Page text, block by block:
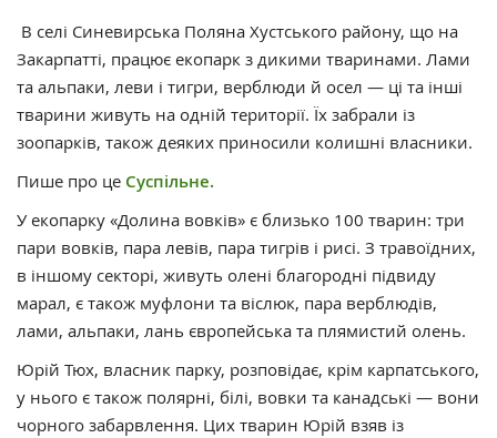
В селі Синевирська Поляна Хустського району, що на
Закарпатті, працює екопарк з дикими тваринами. Лами
та альпаки, леви і тигри, верблюди й осел — ці та інші
тварини живуть на одній території. Їх забрали із
зоопарків, також деяких приносили колишні власники.
Пише про це Суспільне.
У екопарку «Долина вовків» є близько 100 тварин: три
пари вовків, пара левів, пара тигрів і рисі. З травоїдних,
в іншому секторі, живуть олені благородні підвиду
марал, є також муфлони та віслюк, пара верблюдів,
лами, альпаки, лань європейська та плямистий олень.
Юрій Тюх, власник парку, розповідає, крім карпатського,
у нього є також полярні, білі, вовки та канадські — вони
чорного забарвлення. Цих тварин Юрій взяв із